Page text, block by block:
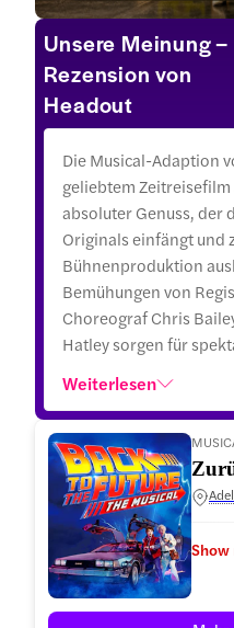
Unsere Meinung –
Rezension von
Headout
Die Musical-Adaption
geliebtem
absoluter Genuss, der
Originals einfängt und
Bühnenproduktion
Bemühungen von
Choreograf Chris
Hatley sorgen für
Weiterlesen